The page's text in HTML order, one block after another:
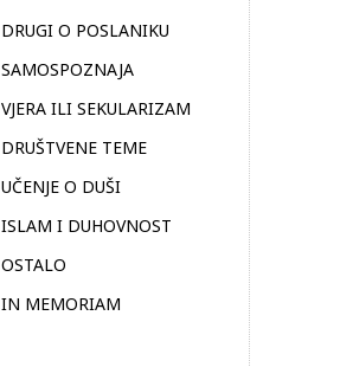
DRUGI O POSLANIKU
SAMOSPOZNAJA
VJERA ILI SEKULARIZAM
DRUŠTVENE TEME
UČENJE O DUŠI
ISLAM I DUHOVNOST
OSTALO
IN MEMORIAM